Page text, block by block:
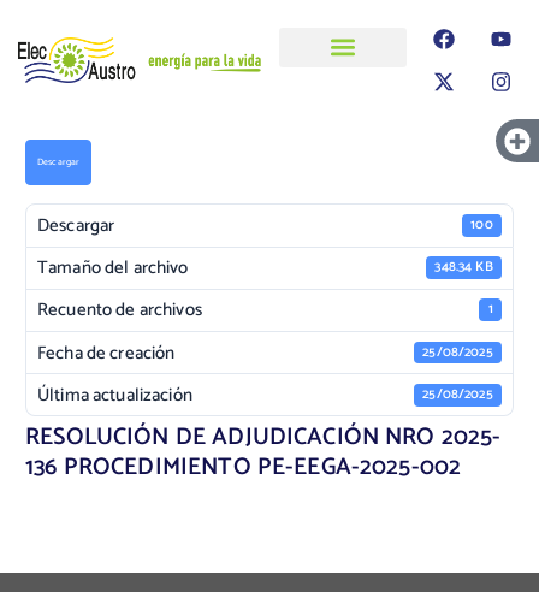
Descargar
Descargar 100
Tamaño del archivo 348.34 KB
Recuento de archivos 1
Fecha de creación 25/08/2025
Última actualización 25/08/2025
RESOLUCIÓN DE ADJUDICACIÓN NRO 2025-
136 PROCEDIMIENTO PE-EEGA-2025-002